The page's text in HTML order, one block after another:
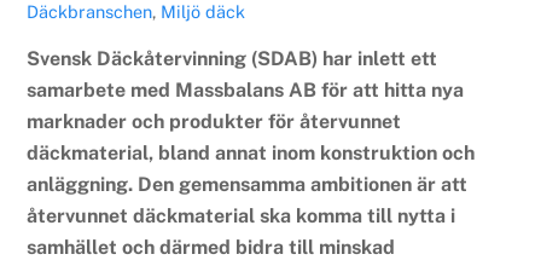
Däckbranschen, Miljö däck
Svensk Däckåtervinning (SDAB) har inlett ett
samarbete med Massbalans AB för att hitta nya
marknader och produkter för återvunnet
däckmaterial, bland annat inom konstruktion och
anläggning. Den gemensamma ambitionen är att
återvunnet däckmaterial ska komma till nytta i
samhället och därmed bidra till minskad